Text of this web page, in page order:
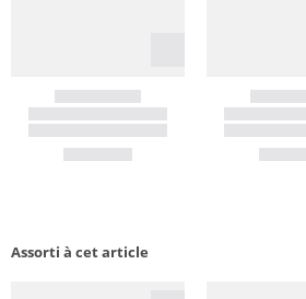
Assorti à cet article